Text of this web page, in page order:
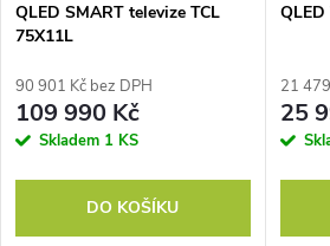
QLED SMART televize TCL
75X11L
90 901 Kč bez DPH
109 990 Kč
Skladem 1 KS
DO KOŠÍKU
QLED
21
25